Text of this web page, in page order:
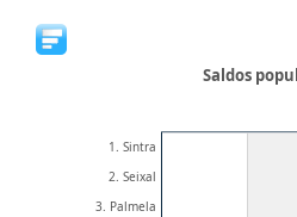
1. Sintra
2. Seixal
3. Palmela
Saldos